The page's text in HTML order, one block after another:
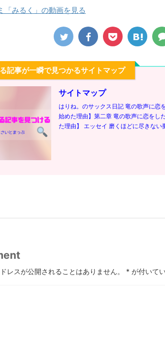
「みるく」の動画を見る
記事が一瞬で見つかるサイトマップ
サイトマップ
はりね。のサックス日記 竜の歌声に恋
始めた理由】第二章 竜の歌声に恋をし
た理由】 エッセイ 磨くほどに尽きない
レスが公開されることはありません。 * が付いて